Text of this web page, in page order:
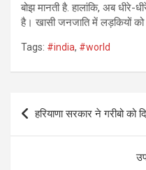
बोझ मानती है. हालांकि, अब धीरे-
है। खासी जनजाति में लड़कियों
Tags: #india, #world
Post
navigation
हरियाणा सरकार ने गरीबो को